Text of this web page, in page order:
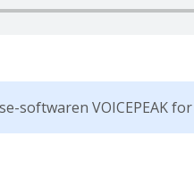
softwaren VOICEPEAK